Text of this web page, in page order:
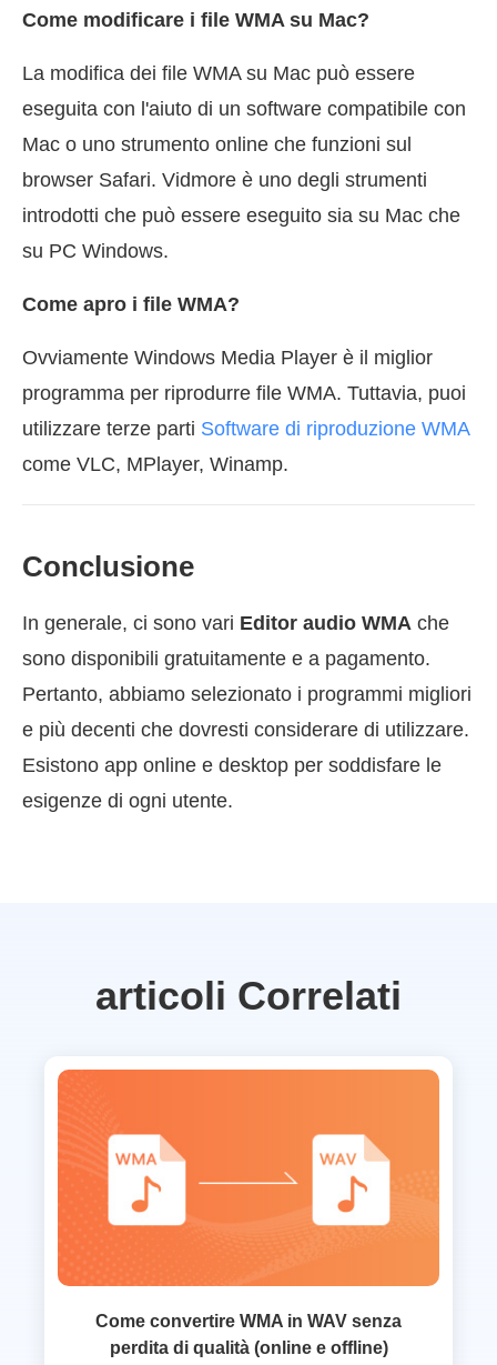
Come modificare i file WMA su Mac?
La modifica dei file WMA su Mac può essere
eseguita con l'aiuto di un software compatibile con
Mac o uno strumento online che funzioni sul
browser Safari. Vidmore è uno degli strumenti
introdotti che può essere eseguito sia su Mac che
su PC Windows.
Come apro i file WMA?
Ovviamente Windows Media Player è il miglior
programma per riprodurre file WMA. Tuttavia, puoi
utilizzare terze parti Software di riproduzione WMA
come VLC, MPlayer, Winamp.
Conclusione
In generale, ci sono vari Editor audio WMA che
sono disponibili gratuitamente e a pagamento.
Pertanto, abbiamo selezionato i programmi migliori
e più decenti che dovresti considerare di utilizzare.
Esistono app online e desktop per soddisfare le
esigenze di ogni utente.
articoli Correlati
Come convertire WMA in WAV senza
perdita di qualità (online e offline)